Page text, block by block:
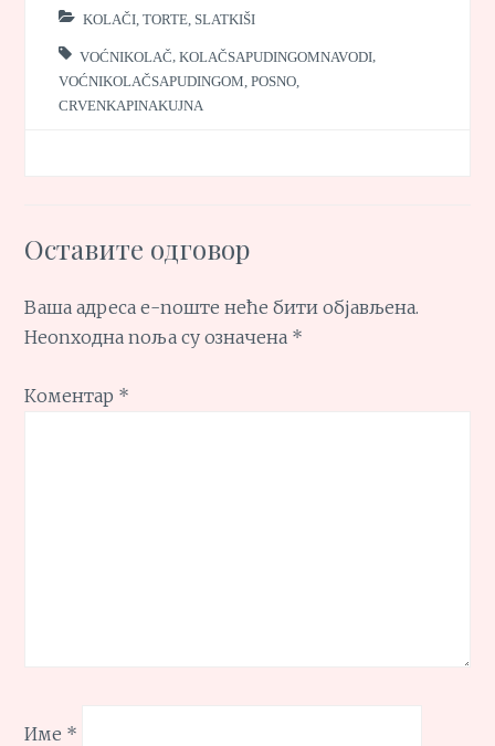
KOLAČI, TORTE, SLATKIŠI
VOĆNIKOLAČ ,KOLAČSAPUDINGOMNAVODI
VOĆNIKOLAČSAPUDINGOM ,POSNO
CRVENKAPINAKUJNA
Оставите одговор
Ваша адреса е-поште неће бити објављена.
Неопходна поља су означена *
Коментар *
Име *